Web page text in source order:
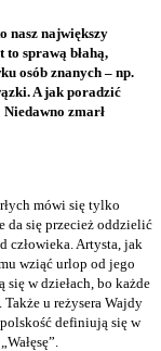
nasz największy
sprawą błahą,
osób znanych – np.
A jak poradzić
zmarł
mówi się tylko
da się przecież oddzielić
człowieka. Artysta, jak
wziąć urlop od jego
w dziełach, bo każde
u reżysera Wajdy
definiują się w